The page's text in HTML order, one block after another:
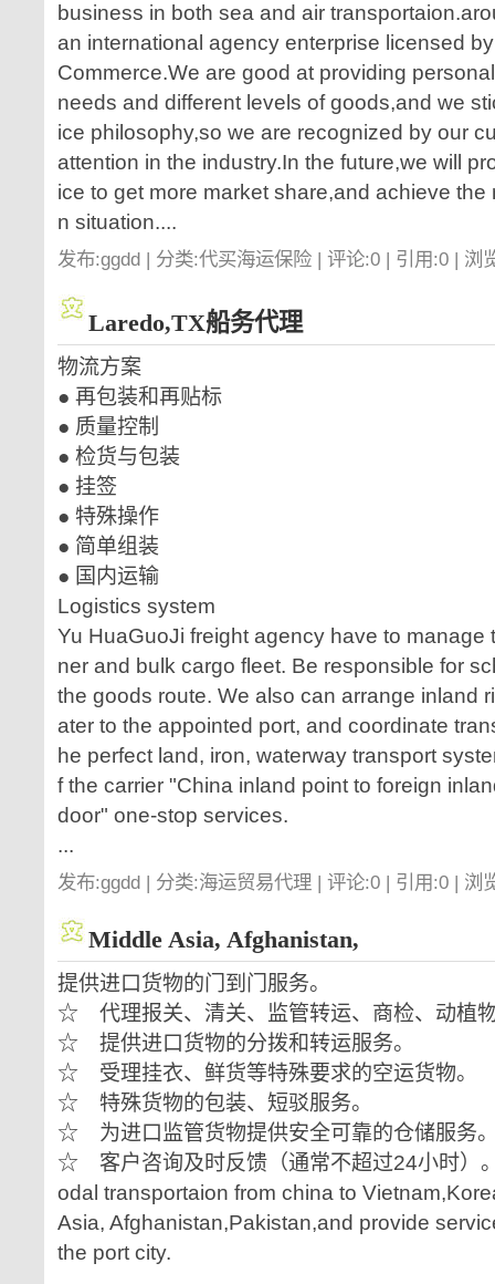
business in both sea and air
an international agency enterprise licensed
Commerce.We are good at providing
needs and different levels of goods,and we
ice philosophy,so we are recognized by our
attention in the industry.In the future,we will
ice to get more market share,and achieve
n situation....
发布:ggdd | 分类:代买海运保险 | 评论:0 | 引用:0 | 浏
Laredo,TX船务代理
物流方案
● 再包装和再贴标
● 质量控制
● 检货与包装
● 挂签
● 特殊操作
● 简单组装
● 国内运输
Logistics system
Yu HuaGuoJi freight agency have to
ner and bulk cargo fleet. Be responsible for
the goods route. We also can arrange inland
ater to the appointed port, and coordinate
he perfect land, iron, waterway transport
f the carrier "China inland point to foreign
door" one-stop services.
...
发布:ggdd | 分类:海运贸易代理 | 评论:0 | 引用:0 | 浏
Middle Asia, Afghanistan,
提供进口货物的门到门服务。
☆ 代理报关、清关、监管转运、商检、动植
☆ 提供进口货物的分拨和转运服务。
☆ 受理挂衣、鲜货等特殊要求的空运货物。
☆ 特殊货物的包装、短驳服务。
☆ 为进口监管货物提供安全可靠的仓储服务
☆ 客户咨询及时反馈（通常不超过24小时）
odal transportaion from china to
Asia, Afghanistan,Pakistan,and provide
the port city.